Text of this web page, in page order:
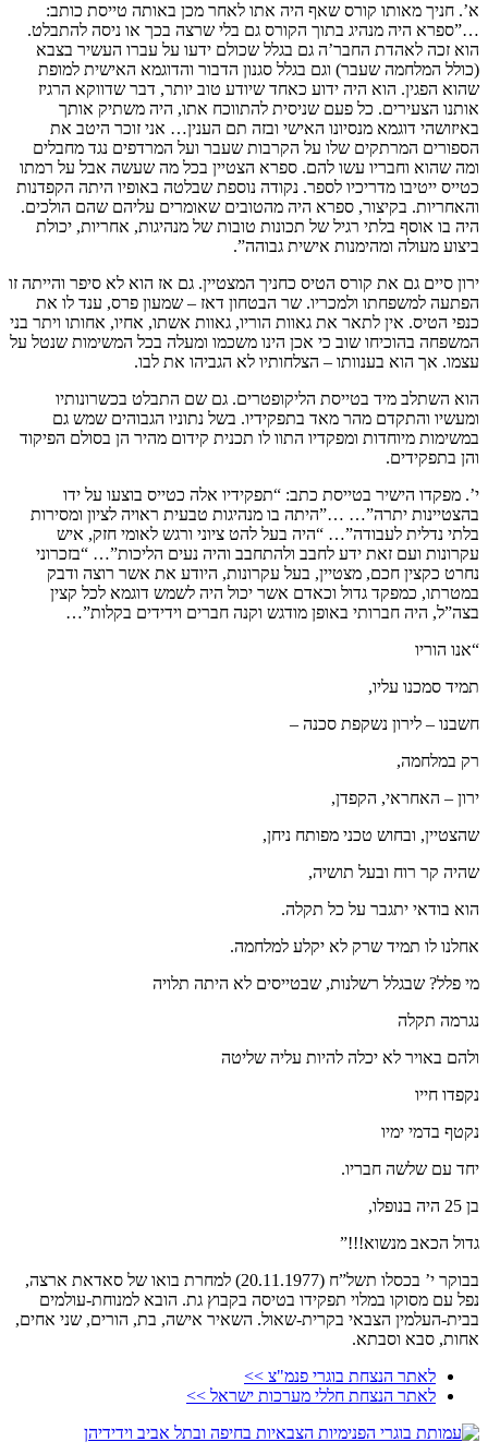
א’. חניך מאותו קורס שאף היה אתו לאחר מכן באותה טייסת כותב:
…”ספרא היה מנהיג בתוך הקורס גם בלי שרצה בכך או ניסה להתבלט.
הוא זכה לאהדת החבר’ה גם בגלל שכולם ידעו על עברו העשיר בצבא
(כולל המלחמה שעבר) וגם בגלל סגנון הדבור והדוגמא האישית למופת
שהוא הפגין. הוא היה ידוע כאחד שיודע טוב יותר, דבר שדווקא הרגיז
אותנו הצעירים. כל פעם שניסית להתווכח אתו, היה משתיק אותך
באיזושהי דוגמא מנסיונו האישי ובזה תם הענין… אני זוכר היטב את
הספורים המרתקים שלו על הקרבות שעבר ועל המרדפים נגד מחבלים
ומה שהוא וחבריו עשו להם. ספרא הצטיין בכל מה שעשה אבל על רמתו
כטייס ייטיבו מדריכיו לספר. נקודה נוספת שבלטה באופיו היתה הקפדנות
והאחריות. בקיצור, ספרא היה מהטובים שאומרים עליהם שהם הולכים.
היה בו אוסף בלתי רגיל של תכונות טובות של מנהיגות, אחריות, יכולת
ביצוע מעולה ומהימנות אישית גבוהה”.
ירון סיים גם את קורס הטיס כחניך המצטיין. גם אז הוא לא סיפר והייתה זו
הפתעה למשפחתו ולמכריו. שר הבטחון דאז – שמעון פרס, ענד לו את
כנפי הטיס. אין לתאר את גאוות הוריו, גאוות אשתו, אחיו, אחותו ויתר בני
המשפחה בהוכיחו שוב כי אכן הינו משכמו ומעלה בכל המשימות שנטל על
עצמו. אך הוא בענוותו – הצלחותיו לא הגביהו את לבו.
הוא השתלב מיד בטייסת הליקופטרים. גם שם התבלט בכשרונותיו
ומעשיו והתקדם מהר מאד בתפקידיו. בשל נתוניו הגבוהים שמש גם
במשימות מיוחדות ומפקדיו התוו לו תכנית קידום מהיר הן בסולם הפיקוד
והן בתפקידים.
י’. מפקדו הישיר בטייסת כתב: “תפקידיו אלה כטייס בוצעו על ידו
בהצטיינות יתרה”… …”היתה בו מנהיגות טבעית ראויה לציון ומסירות
בלתי נדלית לעבודה”… “היה בעל להט ציוני ורגש לאומי חזק, איש
עקרונות ועם זאת ידע לחבב ולהתחבב והיה נעים הליכות”… “בזכרוני
נחרט כקצין חכם, מצטיין, בעל עקרונות, היודע את אשר רוצה ודבק
במטרתו, כמפקד גדול וכאדם אשר יכול היה לשמש דוגמא לכל קצין
בצה”ל, היה חברותי באופן מודגש וקנה חברים וידידים בקלות”…
“אנו הוריו
תמיד סמכנו עליו,
חשבנו – לירון נשקפת סכנה –
רק במלחמה,
ירון – האחראי, הקפדן,
שהצטיין, ובחוש טכני מפותח ניחן,
שהיה קר רוח ובעל תושיה,
הוא בודאי יתגבר על כל תקלה.
אחלנו לו תמיד שרק לא יקלע למלחמה.
מי פלל? שבגלל רשלנות, שבטייסים לא היתה תלויה
נגרמה תקלה
ולהם באויר לא יכלה להיות עליה שליטה
נקפדו חייו
נקטף בדמי ימיו
יחד עם שלשה חבריו.
בן 25 היה בנופלו,
גדול הכאב מנשוא!!!”
בבוקר י’ בכסלו תשל”ח (20.11.1977) למחרת בואו של סאדאת ארצה,
נפל עם מסוקו במלוי תפקידו בטיסה בקבוץ גת. הובא למנוחת-עולמים
בבית-העלמין הצבאי בקרית-שאול. השאיר אישה, בת, הורים, שני אחים,
אחות, סבא וסבתא.
לאתר הנצחת בוגרי פנמ"צ >>
לאתר הנצחת חללי מערכות ישראל >>